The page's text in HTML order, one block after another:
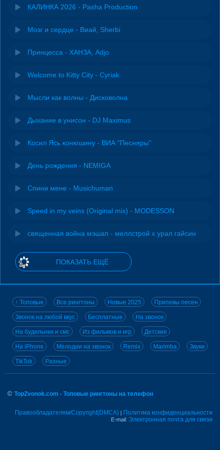
КАЛИНКА 2026 - Pasha Production
Мозг и сердце - Виай, Sherbi
Принцесса - ХАНЗА, Adjo
Welcome to Kitty City - Cyriak
Мысли как волны - Дисковолна
Дыхание в унисон - DJ Maximus
Косил Ясь конюшину - ВИА "Песняры"
День рождения - NEMIGA
Спини мене - Musichuman
Speed in my veins (Original mix) - MODESSON
священная война мэшап - меллстрой х урал гайсин
ПОКАЗАТЬ ЕЩЁ
↑ Топовые Все рингтоны Новые 2025 Припевы песен
Звонок на любой вкус Бесплатные На звонок
На будильник и смс Из фильмов и игр Детские
На iPhone Мелодии на звонок Remix Marimba Звуки
TikTok Разные
© TopZvonok.com - Топовые рингтоны на телефон
Правообладателям/Copyright(DMCA) | Политика конфиденциальности
E-mail: Электронная почта для связи